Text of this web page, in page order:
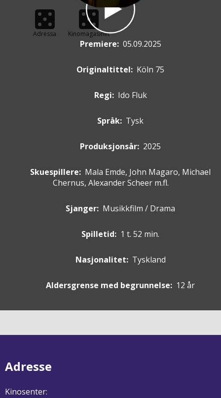
Adressa Kinomagasinet
Premiere: 05.09.2025
Originaltittel: Köln 75
Regi: Ido Fluk
Språk: Tysk
Produksjonsår: 2025
Skuespillere: Mala Emde, John Magaro, Michael
Chernus, Alexander Scheer m.fl.
Sjanger: Musikkfilm / Drama
Spilletid: 1 t. 52 min.
Nasjonalitet: Tyskland
Aldersgrense med begrunnelse: 12 år
Adresse
Kinosenter: